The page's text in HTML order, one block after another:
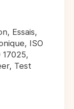
Essais,
ISO
17025,
Test